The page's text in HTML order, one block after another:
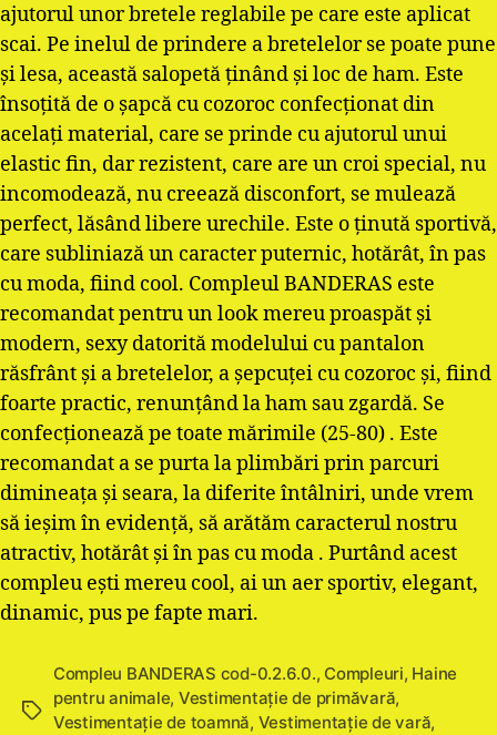
ajutorul unor bretele reglabile pe care este aplicat
scai. Pe inelul de prindere a bretelelor se poate pune
şi lesa, această salopetă ţinând şi loc de ham. Este
însoţită de o şapcă cu cozoroc confecţionat din
acelaţi material, care se prinde cu ajutorul unui
elastic fin, dar rezistent, care are un croi special, nu
incomodează, nu creează disconfort, se mulează
perfect, lăsând libere urechile. Este o ţinută sportivă,
care subliniază un caracter puternic, hotărât, în pas
cu moda, fiind cool. Compleul BANDERAS este
recomandat pentru un look mereu proaspăt şi
modern, sexy datorită modelului cu pantalon
răsfrânt şi a bretelelor, a şepcuţei cu cozoroc şi, fiind
foarte practic, renunţând la ham sau zgardă. Se
confecţionează pe toate mărimile (25-80) . Este
recomandat a se purta la plimbări prin parcuri
dimineaţa şi seara, la diferite întâlniri, unde vrem
să ieşim în evidenţă, să arătăm caracterul nostru
atractiv, hotărât şi în pas cu moda . Purtând acest
compleu eşti mereu cool, ai un aer sportiv, elegant,
dinamic, pus pe fapte mari.
Etichete
Compleu BANDERAS cod-0.2.6.0., Compleuri, Haine
pentru animale, Vestimentaţie de primăvară,
Vestimentaţie de toamnă, Vestimentaţie de vară,